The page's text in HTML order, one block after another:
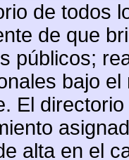
de todos
de que
públicos;
bajo
El
alta en el